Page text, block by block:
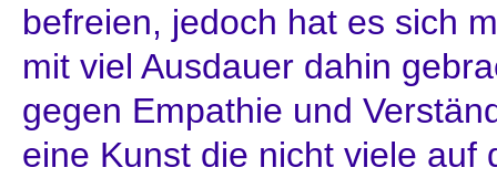
befreien, jedoch hat es sich
mit viel Ausdauer dahin
gegen Empathie und
eine Kunst die nicht viele auf